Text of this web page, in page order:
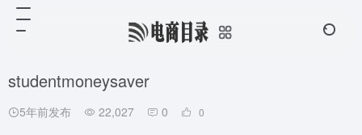
studentmoneysaver
5年前发布 22,027 0 0